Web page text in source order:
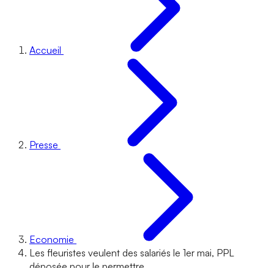
Accueil
Presse
Economie
Les fleuristes veulent des salariés le 1er mai, PPL